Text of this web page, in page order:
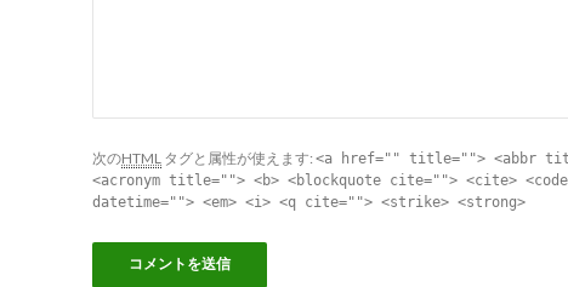
次のHTML タグと属性が使えます: <a href="" title=""> <abbr
<acronym title=""> <b> <blockquote cite=""> <cite>
datetime=""> <em> <i> <q cite=""> <strike> <strong>